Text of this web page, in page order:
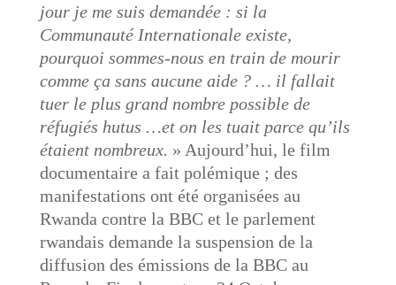
jour je me suis demandée : si la
Communauté Internationale existe,
pourquoi sommes-nous en train de mourir
comme ça sans aucune aide ? … il fallait
tuer le plus grand nombre possible de
réfugiés hutus …et on les tuait parce qu’ils
étaient nombreux. » Aujourd’hui, le film
documentaire a fait polémique ; des
manifestations ont été organisées au
Rwanda contre la BBC et le parlement
rwandais demande la suspension de la
diffusion des émissions de la BBC au